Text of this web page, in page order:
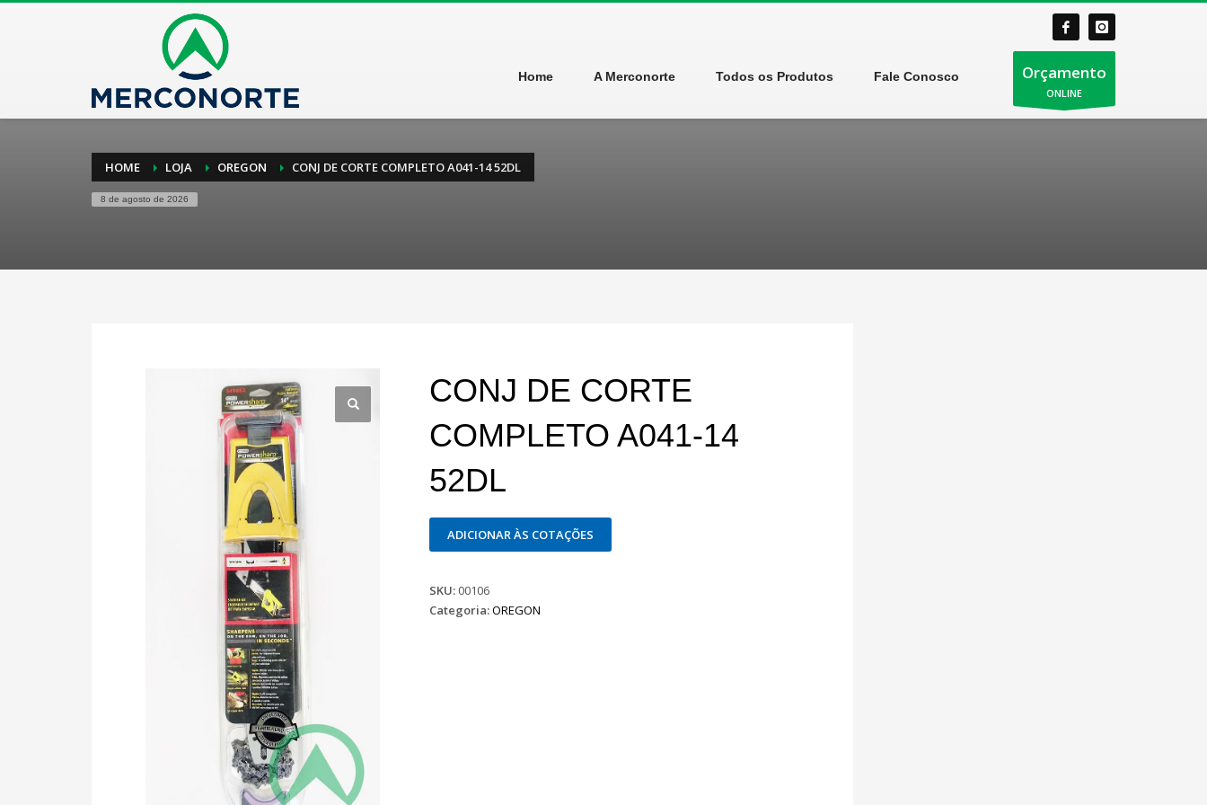
Home A Merconorte Todos os Produtos Fale Conosco Orçamento
ONLINE
HOME LOJA OREGON CONJ DE CORTE COMPLETO A041-14 52DL
8 de agosto de 2026
CONJ DE CORTE
COMPLETO A041-14
52DL
ADICIONAR ÀS COTAÇÕES
SKU: 00106
Categoria:OREGON